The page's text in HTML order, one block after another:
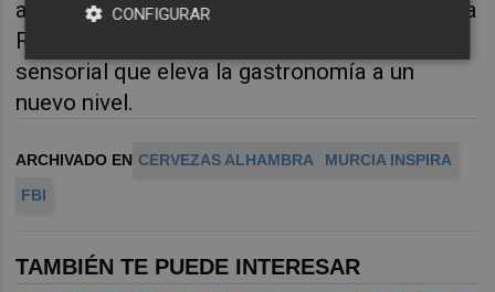
arte cervecero y los sabores autóctonos de la
Región, llevando a los asistentes en un viaje
sensorial que eleva la gastronomía a un
nuevo nivel.
ARCHIVADO EN CERVEZAS ALHAMBRA
MURCIA INSPIRA
FBI
TAMBIÉN TE PUEDE INTERESAR
CONFIGURAR